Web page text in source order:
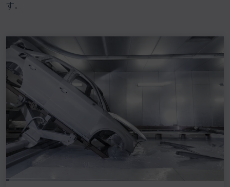
す。